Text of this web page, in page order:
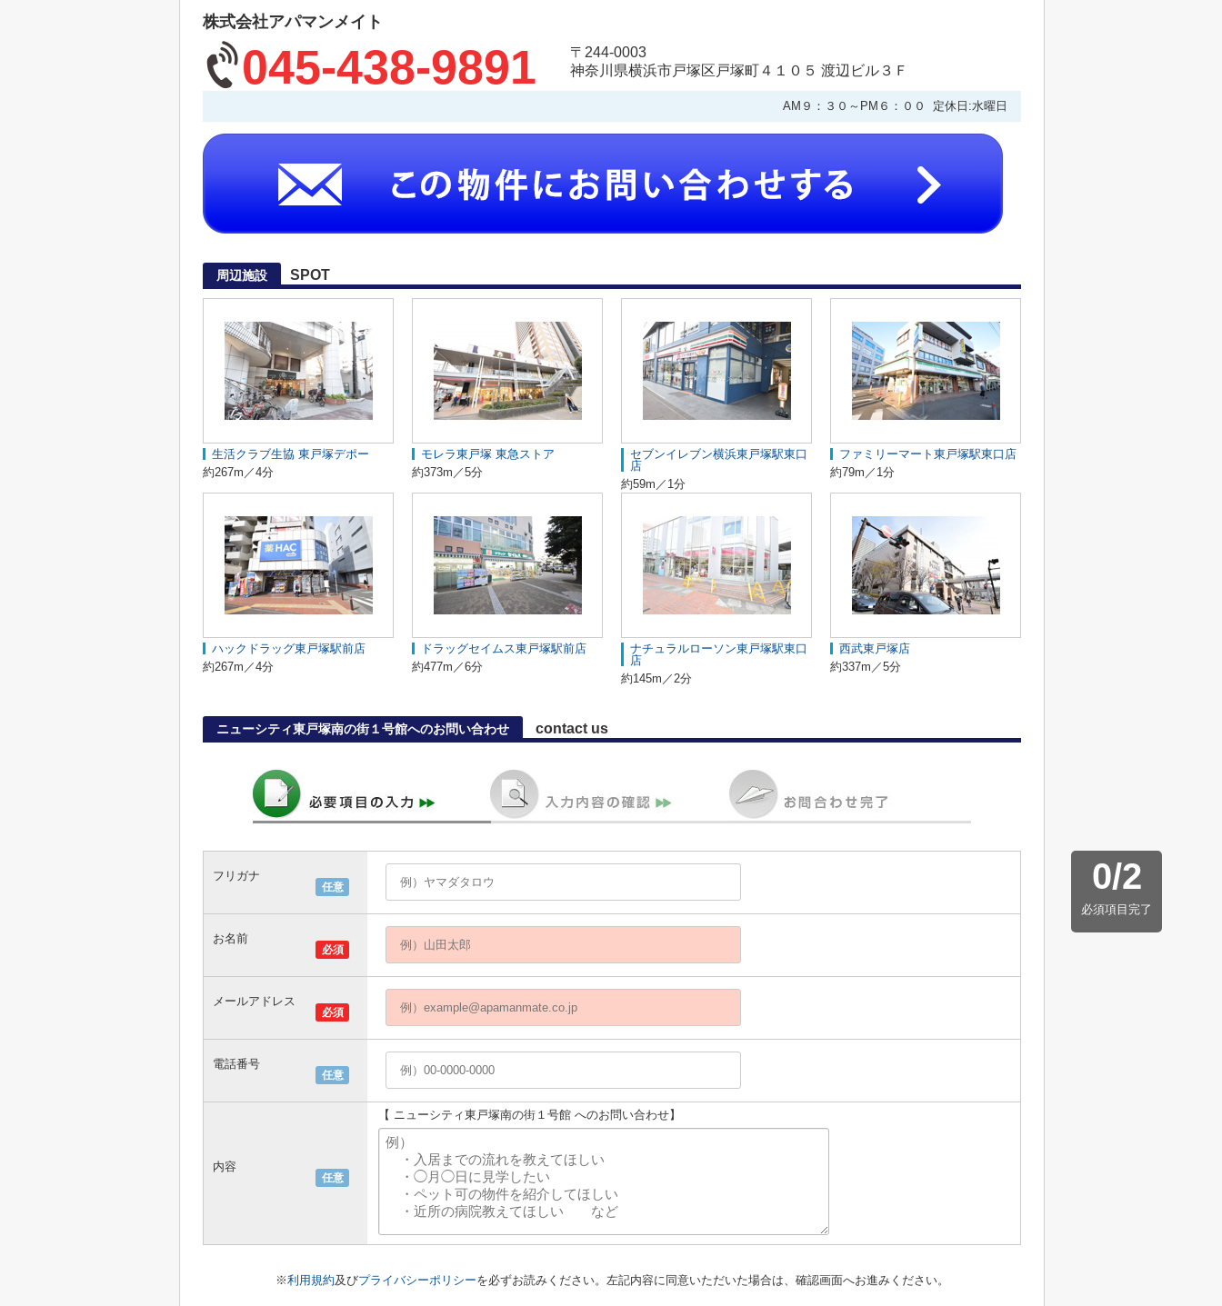
株式会社アパマンメイト
045-438-9891
〒244-0003
神奈川県横浜市戸塚区戸塚町４１０５ 渡辺ビル３Ｆ
AM９：３０～PM６：００ 定休日:水曜日
周辺施設 SPOT
生活クラブ生協 東戸塚デポー
約267m／4分
モレラ東戸塚 東急ストア
約373m／5分
セブンイレブン横浜東戸塚駅東口
店
約59m／1分
ファミリーマート東戸塚駅東口店
約79m／1分
ハックドラッグ東戸塚駅前店
約267m／4分
ドラッグセイムス東戸塚駅前店
約477m／6分
ナチュラルローソン東戸塚駅東口
店
約145m／2分
西武東戸塚店
約337m／5分
ニューシティ東戸塚南の街１号館へのお問い合わせ contact us
0/2
必須項目完了
任意
フリガナ
必須
お名前
必須
メールアドレス
任意
電話番号
任意
内容
【 ニューシティ東戸塚南の街１号館 へのお問い合わせ】
※利用規約及びプライバシーポリシーを必ずお読みください。左記内容に同意いただいた場合は、確認画面へお進みください。